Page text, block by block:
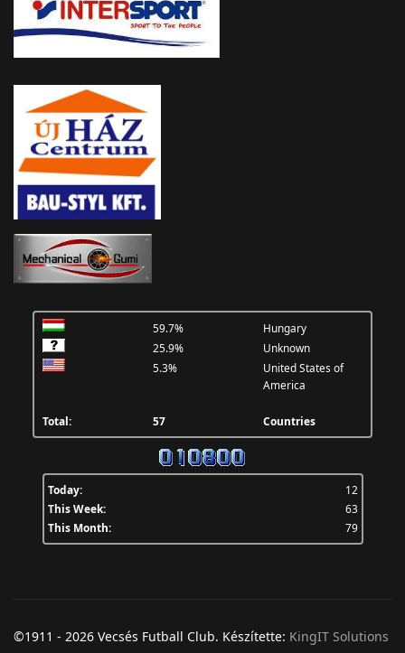
59.7%
Hungary
25.9%
Unknown
5.3%
United States of
America
Total: 57 Countries
Today:
12
This Week:
63
This Month:
79
©1911 - 2026 Vecsés Futball Club. Készítette: KingIT Solutions